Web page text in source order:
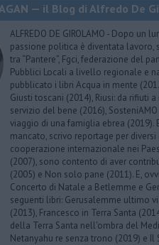
— il Blog di Alfredo De
ALFREDO DE GIROLAMO - Dopo un
passione politica è diventata lavoro,
tra “Pantere”, Fgci, federazione del
Pubblici Locali a livello regionale e
pubblicato i libri Acqua in mente
Giusti toscani (2014), Riusi: da rifiuti
servizio del bene (2016),
viaggio di una famiglia ebrea (2019).
mancato, scrivo reportage per
cooperazione internazionale nei
(2007), sono contento di aver
(2005) e Non solo pane (2011). E,
Concerto di Natale a Betlemme e
seguenti libri: Gerusalemme ultimo
(2013), Francesco in Terra Santa
della Terra Santa nell'ombra del
Netanyahu re senza trono (2019) e Il